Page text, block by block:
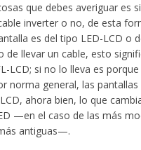
que debes averiguar es
inverter o no, de esta
es del tipo LED-LCD o
de llevar un cable, esto
LCD; si no lo lleva es
norma general, las
ahora bien, lo que
—en el caso de las más
antiguas—.